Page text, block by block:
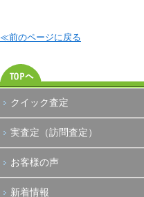
≪前のページに戻る
クイック査定
実査定（訪問査定）
お客様の声
新着情報